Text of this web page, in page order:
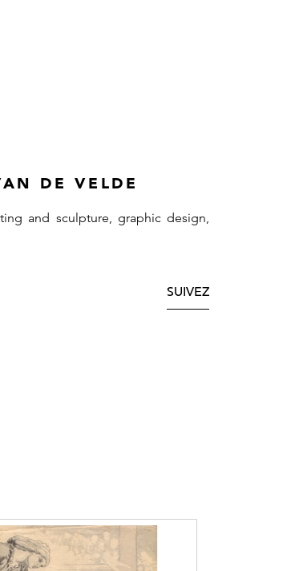
DE VELDE
and sculpture, graphic design,
SUIVEZ